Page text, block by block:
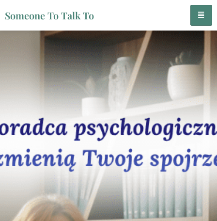
Someone To Talk To